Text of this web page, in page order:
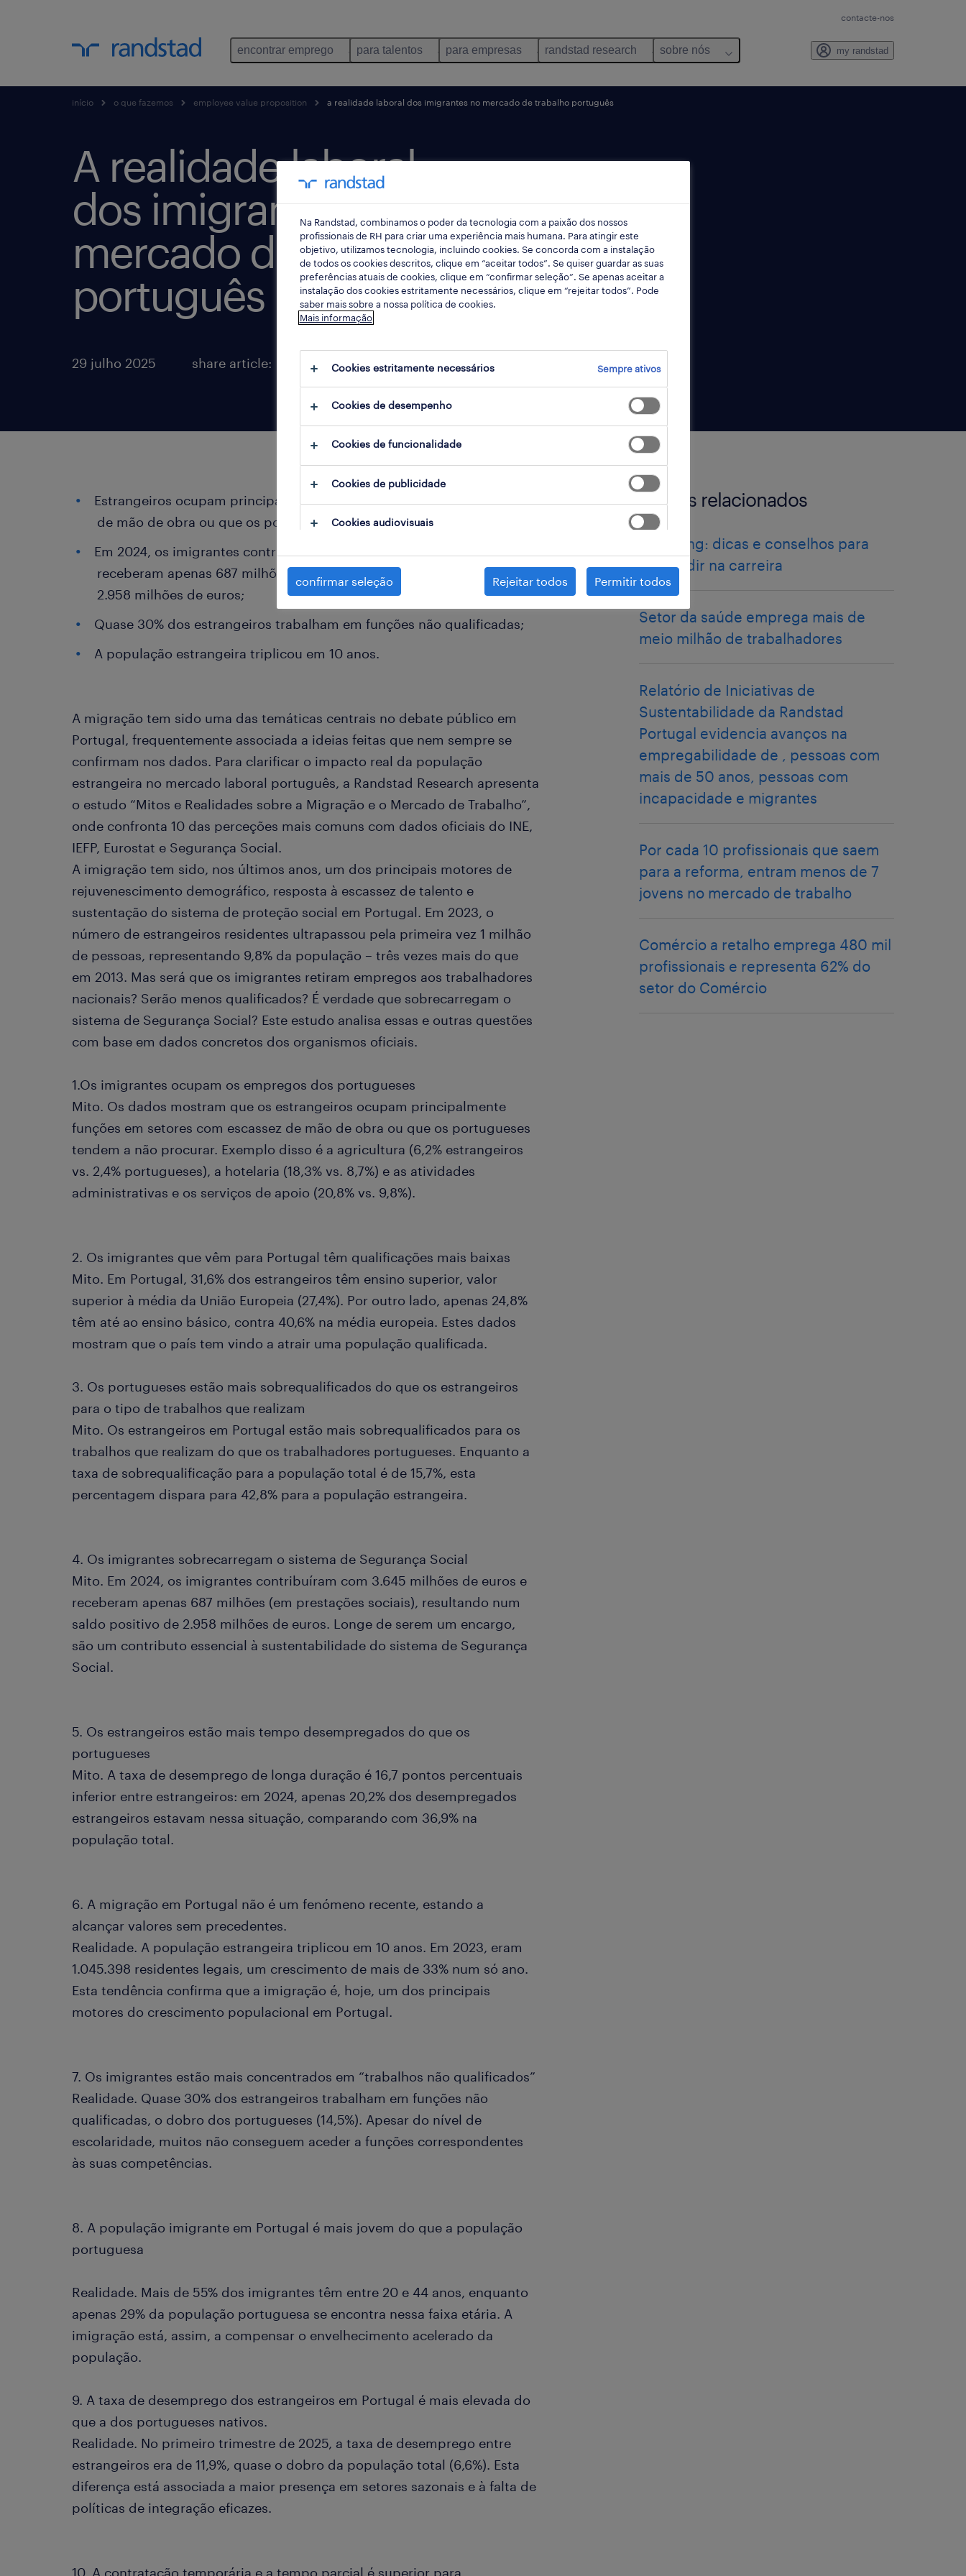
contacte-nos
encontrar emprego para talentos para empresas randstad research sobre nós my randstad
início o que fazemos employee value proposition a realidade laboral dos imigrantes no mercado de trabalho português
A realidade laboral
dos imigrantes no
mercado de trabalho
português
29 julho 2025 share article:
Estrangeiros ocupam principalmente funções em setores com escassez
de mão de obra ou que os portugueses tendem a não procurar;
Em 2024, os imigrantes contribuíram com 3.645 milhões de euros e
receberam apenas 687 milhões, resultando num saldo positivo de
2.958 milhões de euros;
Quase 30% dos estrangeiros trabalham em funções não qualificadas;
A população estrangeira triplicou em 10 anos.
A migração tem sido uma das temáticas centrais no debate público em
Portugal, frequentemente associada a ideias feitas que nem sempre se
confirmam nos dados. Para clarificar o impacto real da população
estrangeira no mercado laboral português, a Randstad Research apresenta
o estudo “Mitos e Realidades sobre a Migração e o Mercado de Trabalho”,
onde confronta 10 das perceções mais comuns com dados oficiais do INE,
IEFP, Eurostat e Segurança Social.
A imigração tem sido, nos últimos anos, um dos principais motores de
rejuvenescimento demográfico, resposta à escassez de talento e
sustentação do sistema de proteção social em Portugal. Em 2023, o
número de estrangeiros residentes ultrapassou pela primeira vez 1 milhão
de pessoas, representando 9,8% da população – três vezes mais do que
em 2013. Mas será que os imigrantes retiram empregos aos trabalhadores
nacionais? Serão menos qualificados? É verdade que sobrecarregam o
sistema de Segurança Social? Este estudo analisa essas e outras questões
com base em dados concretos dos organismos oficiais.
1.Os imigrantes ocupam os empregos dos portugueses
Mito. Os dados mostram que os estrangeiros ocupam principalmente
funções em setores com escassez de mão de obra ou que os portugueses
tendem a não procurar. Exemplo disso é a agricultura (6,2% estrangeiros
vs. 2,4% portugueses), a hotelaria (18,3% vs. 8,7%) e as atividades
administrativas e os serviços de apoio (20,8% vs. 9,8%).
2. Os imigrantes que vêm para Portugal têm qualificações mais baixas
Mito. Em Portugal, 31,6% dos estrangeiros têm ensino superior, valor
superior à média da União Europeia (27,4%). Por outro lado, apenas 24,8%
têm até ao ensino básico, contra 40,6% na média europeia. Estes dados
mostram que o país tem vindo a atrair uma população qualificada.
3. Os portugueses estão mais sobrequalificados do que os estrangeiros
para o tipo de trabalhos que realizam
Mito. Os estrangeiros em Portugal estão mais sobrequalificados para os
trabalhos que realizam do que os trabalhadores portugueses. Enquanto a
taxa de sobrequalificação para a população total é de 15,7%, esta
percentagem dispara para 42,8% para a população estrangeira.
4. Os imigrantes sobrecarregam o sistema de Segurança Social
Mito. Em 2024, os imigrantes contribuíram com 3.645 milhões de euros e
receberam apenas 687 milhões (em prestações sociais), resultando num
saldo positivo de 2.958 milhões de euros. Longe de serem um encargo,
são um contributo essencial à sustentabilidade do sistema de Segurança
Social.
5. Os estrangeiros estão mais tempo desempregados do que os
portugueses
Mito. A taxa de desemprego de longa duração é 16,7 pontos percentuais
inferior entre estrangeiros: em 2024, apenas 20,2% dos desempregados
estrangeiros estavam nessa situação, comparando com 36,9% na
população total.
6. A migração em Portugal não é um fenómeno recente, estando a
alcançar valores sem precedentes.
Realidade. A população estrangeira triplicou em 10 anos. Em 2023, eram
1.045.398 residentes legais, um crescimento de mais de 33% num só ano.
Esta tendência confirma que a imigração é, hoje, um dos principais
motores do crescimento populacional em Portugal.
7. Os imigrantes estão mais concentrados em “trabalhos não qualificados”
Realidade. Quase 30% dos estrangeiros trabalham em funções não
qualificadas, o dobro dos portugueses (14,5%). Apesar do nível de
escolaridade, muitos não conseguem aceder a funções correspondentes
às suas competências.
8. A população imigrante em Portugal é mais jovem do que a população
portuguesa
Realidade. Mais de 55% dos imigrantes têm entre 20 e 44 anos, enquanto
apenas 29% da população portuguesa se encontra nessa faixa etária. A
imigração está, assim, a compensar o envelhecimento acelerado da
população.
9. A taxa de desemprego dos estrangeiros em Portugal é mais elevada do
que a dos portugueses nativos.
Realidade. No primeiro trimestre de 2025, a taxa de desemprego entre
estrangeiros era de 11,9%, quase o dobro da população total (6,6%). Esta
diferença está associada a maior presença em setores sazonais e à falta de
políticas de integração eficazes.
10. A contratação temporária e a tempo parcial é superior para
artigos relacionados
upskilling: dicas e conselhos para
progredir na carreira
Setor da saúde emprega mais de
meio milhão de trabalhadores
Relatório de Iniciativas de
Sustentabilidade da Randstad
Portugal evidencia avanços na
empregabilidade de , pessoas com
mais de 50 anos, pessoas com
incapacidade e migrantes
Por cada 10 profissionais que saem
para a reforma, entram menos de 7
jovens no mercado de trabalho
Comércio a retalho emprega 480 mil
profissionais e representa 62% do
setor do Comércio
Na Randstad, combinamos o poder da tecnologia com a paixão dos nossos
profissionais de RH para criar uma experiência mais humana. Para atingir este
objetivo, utilizamos tecnologia, incluindo cookies. Se concorda com a instalação
de todos os cookies descritos, clique em “aceitar todos”. Se quiser guardar as suas
preferências atuais de cookies, clique em “confirmar seleção”. Se apenas aceitar a
instalação dos cookies estritamente necessários, clique em “rejeitar todos”. Pode
saber mais sobre a nossa política de cookies.
Mais informação
Cookies estritamente necessários Sempre ativos
Cookies de desempenho
Cookies de funcionalidade
Cookies de publicidade
Cookies audiovisuais
confirmar seleção Rejeitar todos Permitir todos